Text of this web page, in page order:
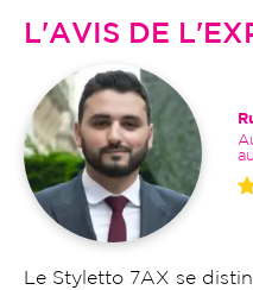
L'AVIS DE
Le Styletto 7AX se